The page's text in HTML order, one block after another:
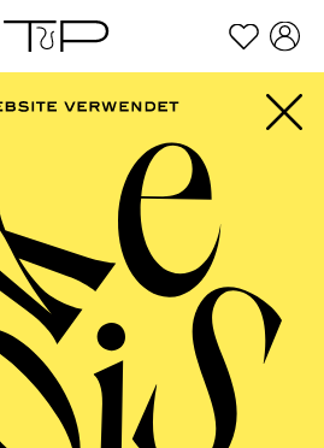
Zum Footer springen
FILTER
2027